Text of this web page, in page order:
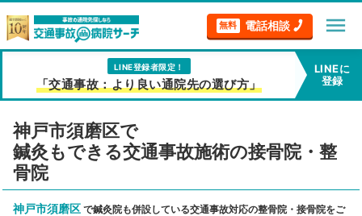
無料 電話相談 menu
LINE登録者限定！
「交通事故：より良い通院先の選び方」
LINEに
登録
神戸市須磨区で
鍼灸もできる交通事故施術の接骨院・整
骨院
神戸市須磨区 で鍼灸院も併設している交通事故対応の整骨院・接骨院をご